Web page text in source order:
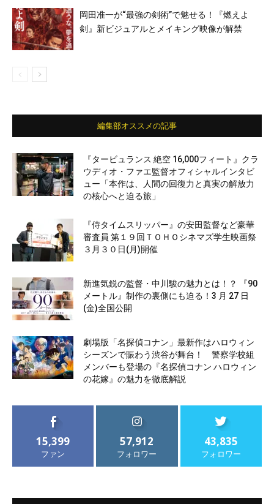
岡田准一が“最強の剣術”で魅せる！『燃えよ
剣』新ビジュアルとメイキング映像が解禁
編集部オススメの記事
『タービュランス 絶空 16,000フィート』クラ
ウディオ・ファエ監督オフィシャルインタビ
ュー「本作は、人間の回復力と真実の解放力
の核心へと迫る旅」
『侍タイムスリッパー』の安田監督など豪華
審査員 第１９回ＴＯＨＯシネマズ学生映画祭
３月３０日(月)開催
新進気鋭の監督・中川駿の魅力とは！？ 『90
メートル』制作の裏側にも迫る！3 月 27 日
(金)全国公開
劇場版「名探偵コナン」最新作はハロウィン
シーズンで賑わう渋谷が舞台！ 警察学校組
メンバーも登場の『名探偵コナン ハロウィン
の花嫁』の魅力を徹底解説
15,399
ファン
57,912
フォロワー
43,835
フォロワー